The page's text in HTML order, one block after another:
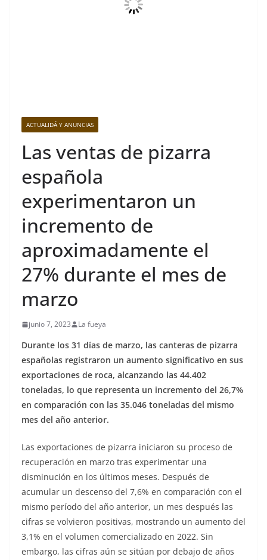
ACTUALIDÁ Y ANUNCIAS
Las ventas de pizarra
española
experimentaron un
incremento de
aproximadamente el
27% durante el mes de
marzo
junio 7, 2023 La fueya
Durante los 31 días de marzo, las canteras de pizarra
españolas registraron un aumento significativo en sus
exportaciones de roca, alcanzando las 44.402
toneladas, lo que representa un incremento del 26,7%
en comparación con las 35.046 toneladas del mismo
mes del año anterior.
Las exportaciones de pizarra iniciaron su proceso de
recuperación en marzo tras experimentar una
disminución en los últimos meses. Después de
acumular un descenso del 7,6% en comparación con el
mismo período del año anterior, un mes después las
cifras se volvieron positivas, mostrando un aumento del
3,1% en el volumen comercializado en 2022. Sin
embargo, las cifras aún se sitúan por debajo de años